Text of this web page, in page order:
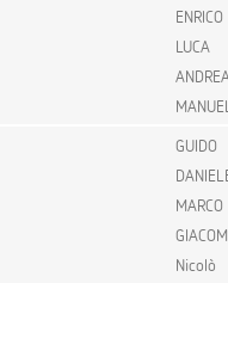
ENRICO
LUCA
GUIDO
MARCO
Nicolò